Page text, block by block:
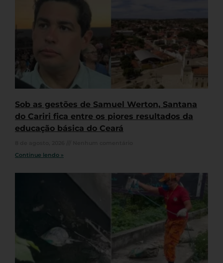
Sob as gestões de Samuel Werton, Santana
do Cariri fica entre os piores resultados da
educação básica do Ceará
Continue lendo »